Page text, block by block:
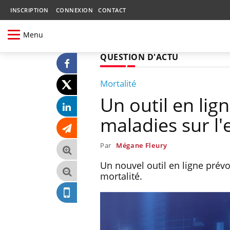
INSCRIPTION CONNEXION CONTACT
Menu
QUESTION D'ACTU
Mortalité
Un outil en
maladies sur
Par Mégane Fleury
Un nouvel outil en ligne
mortalité.